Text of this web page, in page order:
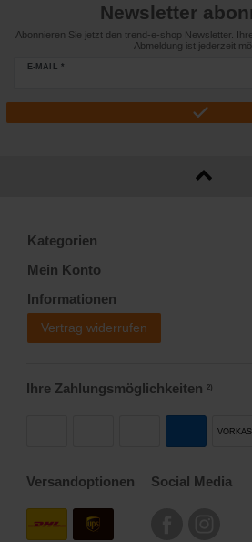
Newsletter
Abonnieren Sie jetzt den trend-e-shop Newsletter.
Abmeldung ist jederzeit
E-MAIL *
Kategorien
Mein Konto
Informationen
Vertrag widerrufen
Ihre Zahlungsmöglichkeiten 2)
Versandoptionen Social Media